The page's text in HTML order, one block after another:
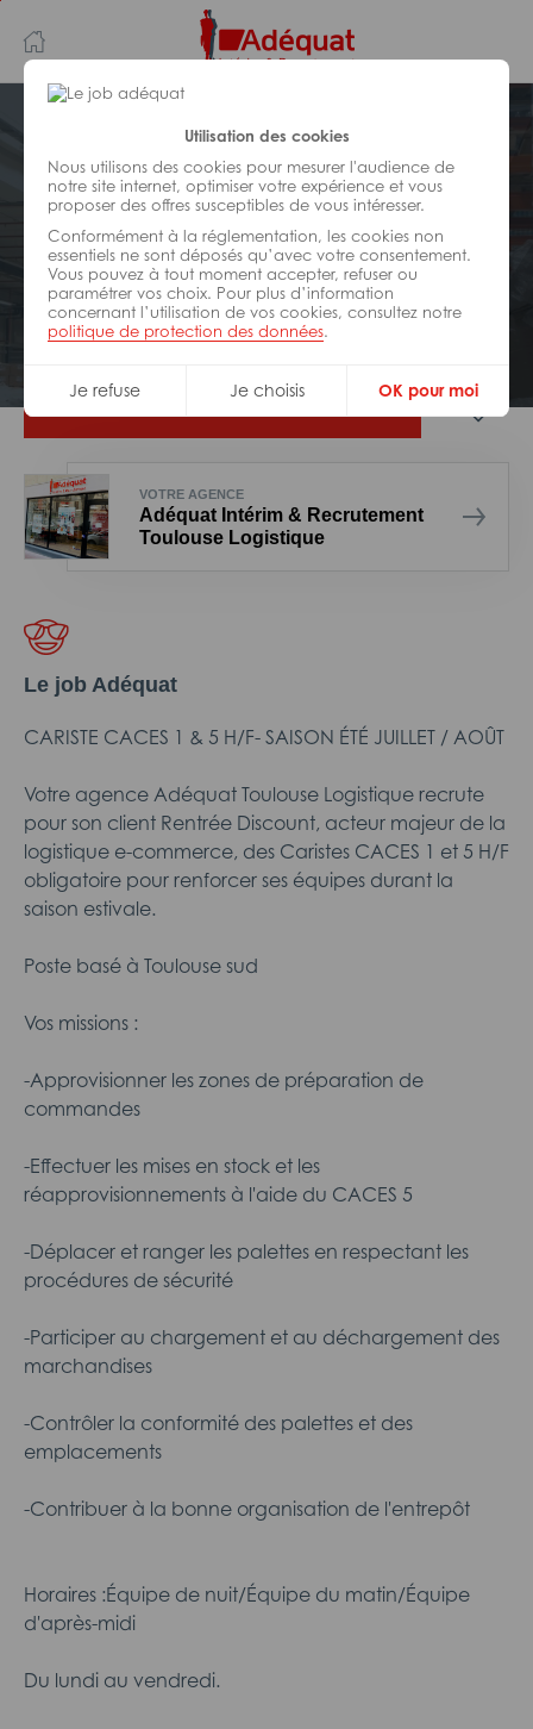
Utilisation des cookies
Nous utilisons des cookies pour mesurer l'audience de
notre site internet, optimiser votre expérience et vous
proposer des offres susceptibles de vous intéresser.
Conformément à la réglementation, les cookies non
essentiels ne sont déposés qu’avec votre consentement.
Vous pouvez à tout moment accepter, refuser ou
paramétrer vos choix. Pour plus d’information
concernant l’utilisation de vos cookies, consultez notre
politique de protection des données.
Je refuse Je choisis OK pour moi
au
contenu
principal
navigation
LOGISTIQUE
Réf : 0DZ-324177
Cariste H/F
Interim Portet-sur-Garonne
VOTRE AGENCE
Adéquat Intérim & Recrutement
Toulouse Logistique
Le job Adéquat
CARISTE CACES 1 & 5 H/F- SAISON ÉTÉ JUILLET / AOÛT
Votre agence Adéquat Toulouse Logistique recrute
pour son client Rentrée Discount, acteur majeur de la
logistique e-commerce, des Caristes CACES 1 et 5 H/F
obligatoire pour renforcer ses équipes durant la
saison estivale.
Poste basé à Toulouse sud
Vos missions :
-Approvisionner les zones de préparation de
commandes
-Effectuer les mises en stock et les
réapprovisionnements à l'aide du CACES 5
-Déplacer et ranger les palettes en respectant les
procédures de sécurité
-Participer au chargement et au déchargement des
marchandises
-Contrôler la conformité des palettes et des
emplacements
-Contribuer à la bonne organisation de l'entrepôt
Horaires :Équipe de nuit/Équipe du matin/Équipe
d'après-midi
Du lundi au vendredi.